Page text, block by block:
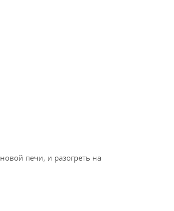
печи, и разогреть на